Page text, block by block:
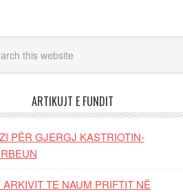
ARTIKUJT E FUNDIT
PËR GJERGJ KASTRIOTIN-
ARKIVIT TE NAUM PRIFTIT NË